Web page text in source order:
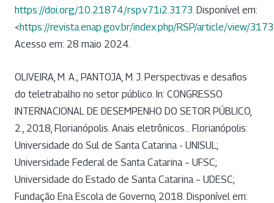
https://doi.org/10.21874/rsp.v71i2.3173. Disponível em:
<https://revista.enap.gov.br/index.php/RSP/article/view/3173
Acesso em: 28 maio 2024.
OLIVEIRA, M. A.; PANTOJA, M. J. Perspectivas e desafios
do teletrabalho no setor público. In: CONGRESSO
INTERNACIONAL DE DESEMPENHO DO SETOR PÚBLICO,
2., 2018, Florianópolis. Anais eletrônicos... Florianópolis:
Universidade do Sul de Santa Catarina - UNISUL;
Universidade Federal de Santa Catarina – UFSC;
Universidade do Estado de Santa Catarina – UDESC;
Fundação Ena Escola de Governo, 2018. Disponível em: